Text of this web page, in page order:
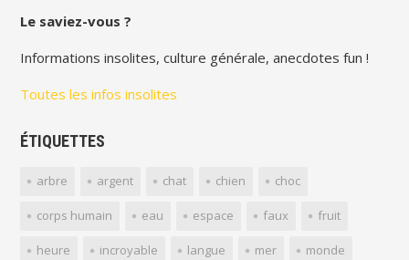
Le saviez-vous ?
Informations insolites, culture générale, anecdotes fun !
Toutes les infos insolites
ÉTIQUETTES
arbre argent chat chien choc
corps humain eau espace faux fruit
heure incroyable langue mer monde